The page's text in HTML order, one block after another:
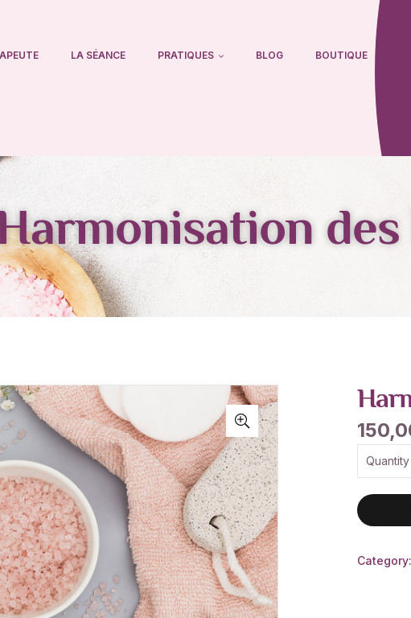
LA SÉANCE PRATIQUES BLOG BOUTIQUE
Quantity
Category: